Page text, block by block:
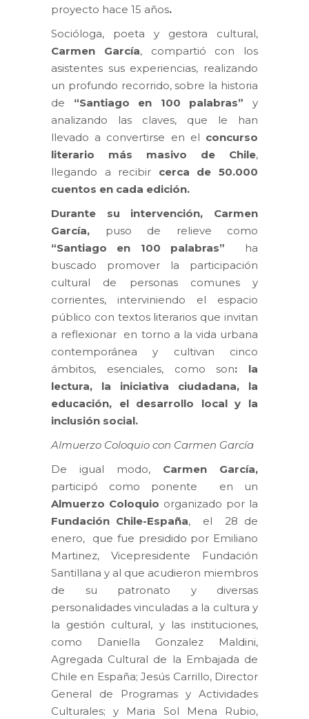
proyecto hace 15 años.
Socióloga, poeta y gestora cultural,
Carmen García, compartió con los
asistentes sus experiencias, realizando
un profundo recorrido, sobre la historia
de “Santiago en 100 palabras” y
analizando las claves, que le han
llevado a convertirse en el concurso
literario más masivo de Chile,
llegando a recibir cerca de 50.000
cuentos en cada edición.
Durante su intervención,
Carmen
García, puso de relieve como
“Santiago en 100 palabras”
ha
buscado promover la participación
cultural de personas comunes y
corrientes, interviniendo el espacio
público con textos literarios que invitan
a reflexionar en torno a la vida urbana
contemporánea y cultivan cinco
ámbitos, esenciales, como son: la
lectura, la iniciativa ciudadana, la
educación, el desarrollo local y la
inclusión social.
Almuerzo Coloquio con Carmen García
De igual modo, Carmen García,
participó como ponente en un
Almuerzo Coloquio organizado por la
Fundación Chile-España, el 28 de
enero, que fue presidido por Emiliano
Martinez, Vicepresidente Fundación
Santillana y al que acudieron miembros
de su patronato y diversas
personalidades vinculadas a la cultura y
la gestión cultural, y las instituciones,
como Daniella Gonzalez Maldini,
Agregada Cultural de la Embajada de
Chile en España; Jesús Carrillo, Director
General de Programas y Actividades
Culturales; y Maria Sol Mena Rubio,